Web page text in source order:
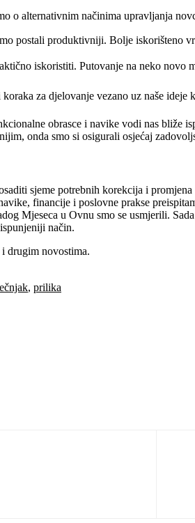
o alternativnim načinima upravljanja
postali produktivniji. Bolje iskorišteno
iskoristiti. Putovanje na neko novo
za djelovanje vezano uz naše
obrasce i navike vodi nas bliže
onda smo si osigurali osjećaj
sjeme potrebnih korekcija i
financije i poslovne prakse
Mjeseca u Ovnu smo se usmjerili.
način.
drugim novostima.
, prilika